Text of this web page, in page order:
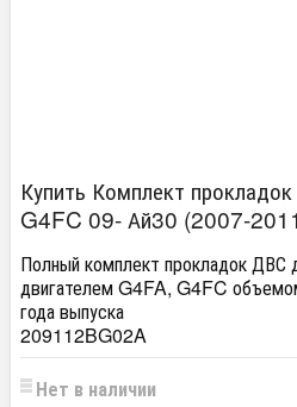
Купить Комплект
G4FC 09- Ай30 (2007-
Полный комплект прокладок ДВС
двигателем G4FA, G4FC
года выпуска
209112BG02A
Нет в наличии